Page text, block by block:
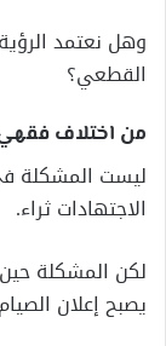
وهل نعتمد
القطعي؟
من اختلاف
ليست المشكلة
الاجتهادات ثراء.
لكن المشكلة
يصبح إعلان